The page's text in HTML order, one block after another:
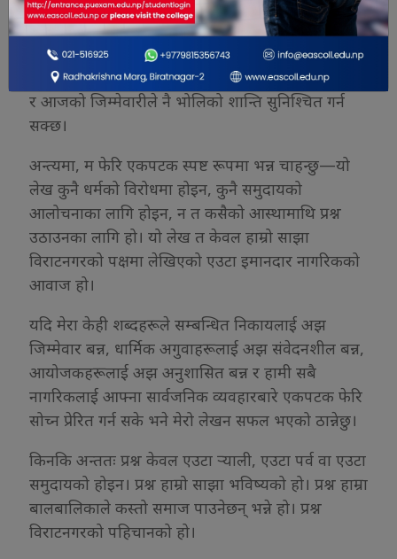
हामीले यो कुरा कहिल्यै बिर्सनु हुँदैन कि सामाजिक सद्भाव
बिग्रन धेरै समय लाग्दैन, तर बिग्रिएको विश्वास पुनः निर्माण
गर्न वर्षौँ लाग्न सक्छ। त्यसैले आजको संयम, आजको संवाद
र आजको जिम्मेवारीले नै भोलिको शान्ति सुनिश्चित गर्न
सक्छ।
अन्त्यमा, म फेरि एकपटक स्पष्ट रूपमा भन्न चाहन्छु—यो
लेख कुनै धर्मको विरोधमा होइन, कुनै समुदायको
आलोचनाका लागि होइन, न त कसैको आस्थामाथि प्रश्न
उठाउनका लागि हो। यो लेख त केवल हाम्रो साझा
विराटनगरको पक्षमा लेखिएको एउटा इमानदार नागरिकको
आवाज हो।
यदि मेरा केही शब्दहरूले सम्बन्धित निकायलाई अझ
जिम्मेवार बन्न, धार्मिक अगुवाहरूलाई अझ संवेदनशील बन्न,
आयोजकहरूलाई अझ अनुशासित बन्न र हामी सबै
नागरिकलाई आफ्ना सार्वजनिक व्यवहारबारे एकपटक फेरि
सोच्न प्रेरित गर्न सके भने मेरो लेखन सफल भएको ठान्नेछु।
किनकि अन्ततः प्रश्न केवल एउटा र्‍याली, एउटा पर्व वा एउटा
समुदायको होइन। प्रश्न हाम्रो साझा भविष्यको हो। प्रश्न हाम्रा
बालबालिकाले कस्तो समाज पाउनेछन् भन्ने हो। प्रश्न
विराटनगरको पहिचानको हो।